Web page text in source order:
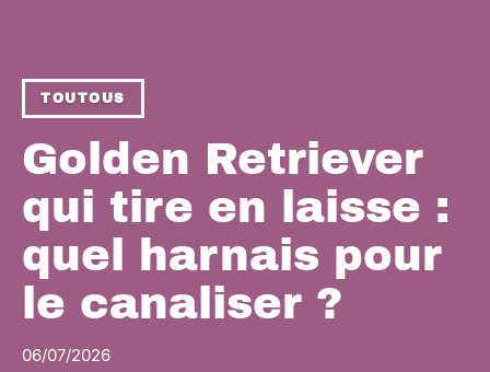
TOUTOUS
Golden Retriever
qui tire en laisse :
quel harnais pour
le canaliser ?
06/07/2026